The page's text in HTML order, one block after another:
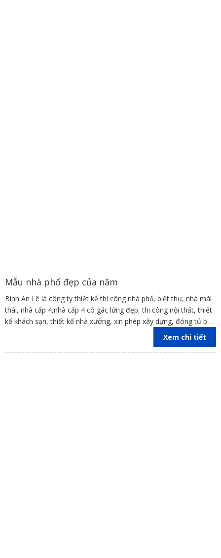
Mẫu nhà phố đẹp của năm
Bình An Lê là công ty thiết kế thi công nhà phố, biệt thự, nhà mái
thái, nhà cấp 4,nhà cấp 4 có gác lửng đẹp, thi công nội thất, thiết
kế khách sạn, thiết kế nhà xưởng, xin phép xây dựng, đóng tủ bếp
trên địa bàn các tỉnh Đồng Nai, Bình Dương, TP Hồ Chí Minh,
Xem chi tiết